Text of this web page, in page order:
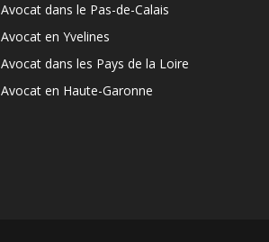
Avocat dans le Pas-de-Calais
Avocat en Yvelines
Avocat dans les Pays de la Loire
Avocat en Haute-Garonne